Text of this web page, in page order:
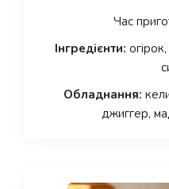
Час
Інгредієнти:
Обладнання:
джиггер,